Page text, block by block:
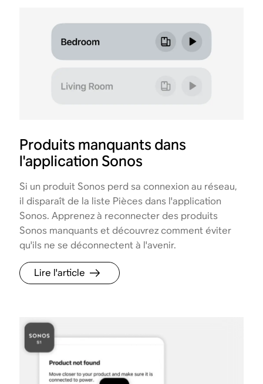
Produits manquants dans
l'application Sonos
Si un produit Sonos perd sa connexion au réseau,
il disparaît de la liste Pièces dans l'application
Sonos. Apprenez à reconnecter des produits
Sonos manquants et découvrez comment éviter
qu'ils ne se déconnectent à l'avenir.
Lire l'article